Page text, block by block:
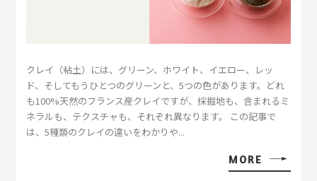
クレイ（粘土）には、グリーン、ホワイト、イエロー、レッ
ド、そしてもうひとつのグリーンと、5つの色があります。どれ
も100%天然のフランス産クレイですが、採掘地も、含まれるミ
ネラルも、テクスチャも、それぞれ異なります。 この記事で
は、5種類のクレイの違いをわかりや...
MORE